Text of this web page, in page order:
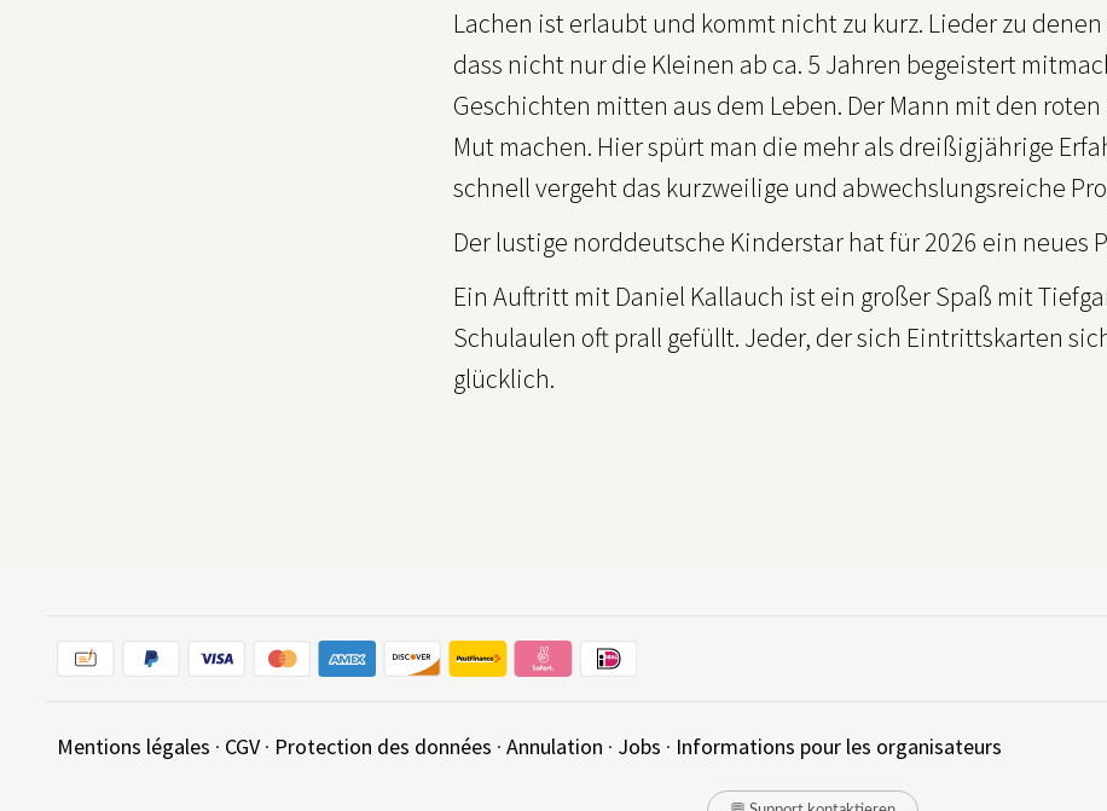
Lachen ist erlaubt und kommt nicht zu kurz. Lieder zu
dass nicht nur die Kleinen ab ca. 5 Jahren begeistert
Geschichten mitten aus dem Leben. Der Mann mit den
Mut machen. Hier spürt man die mehr als dreißigjährige
schnell vergeht das kurzweilige und abwechslungsreiche
Der lustige norddeutsche Kinderstar hat für 2026 ein neues
Ein Auftritt mit Daniel Kallauch ist ein großer Spaß mit
Schulaulen oft prall gefüllt. Jeder, der sich Eintrittskarten
glücklich.
Mentions légales · CGV· Protection des données · Annulation · Jobs · Informations pour les organisateurs